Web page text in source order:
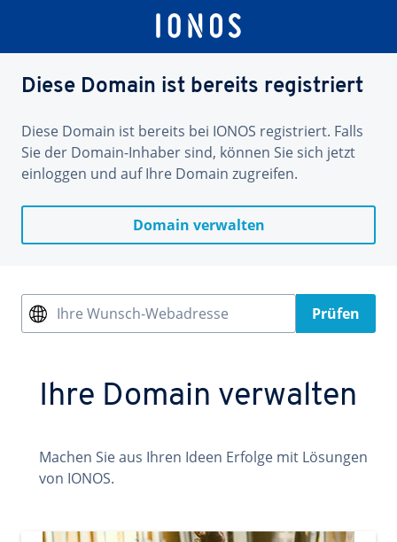
Diese Domain ist bereits registriert
Diese Domain ist bereits bei IONOS registriert. Falls
Sie der Domain-Inhaber sind, können Sie sich jetzt
einloggen und auf Ihre Domain zugreifen.
Domain verwalten
Ihre Wunsch-Webadresse Prüfen
Ihre Domain verwalten
Machen Sie aus Ihren Ideen Erfolge mit Lösungen
von IONOS.